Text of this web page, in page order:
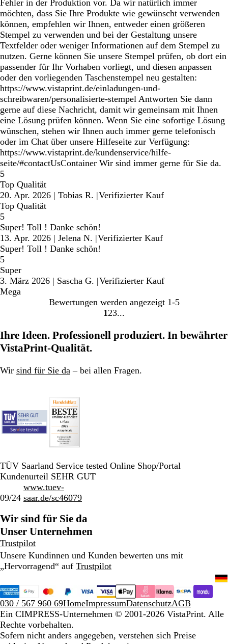
Fehler in der Produktion vor. Da wir natürlich immer
möchten, dass Sie Ihre Produkte wie gewünscht verwenden
können, empfehlen wir Ihnen, entweder einen größeren
Stempel zu verwenden und bei der Gestaltung unsere
Textfelder oder weniger Informationen auf dem Stempel zu
nutzen. Gerne können Sie unsere Stempel prüfen, ob dort ein
passender für Ihr Vorhaben vorliegt, und diesen anpassen
oder den vorliegenden Taschenstempel neu gestalten:
https://www.vistaprint.de/einladungen-und-
schreibwaren/personalisierte-stempel Antworten Sie dann
gerne auf diese Nachricht, damit wir gemeinsam mit Ihnen
eine Lösung prüfen können. Wenn Sie eine sofortige Lösung
wünschen, stehen wir Ihnen auch immer gerne telefonisch
oder im Chat über unsere Hilfeseite zur Verfügung:
https://www.vistaprint.de/kundenservice/hilfe-
seite/#contactUsContainer Wir sind immer gerne für Sie da.
5
Top Qualität
20. Apr. 2026 | Tobias R. |Verifizierter Kauf
Top Qualität
5
Super! Toll ! Danke schön!
13. Apr. 2026 | Jelena N. |Verifizierter Kauf
Super! Toll ! Danke schön!
5
Super
3. März 2026 | Sascha G. |Verifizierter Kauf
Mega
Bewertungen werden angezeigt 1-5
Gehe
Seite
1 Gehe
Seite
2 Gehe
Seite
3
Ihre Ideen. Professionell produziert. In bewährter
VistaPrint-Qualität.
Wir sind für Sie da – bei allen Fragen.
TÜV Saarland Service tested Online Shop/Portal
Kundenurteil SEHR GUT
09/24
www.tuev-
saar.de/sc46079
Wir sind für Sie da
Unser Unternehmen
Trustpilot
Unsere Kundinnen und Kunden bewerten uns mit
„Hervorragend“ auf Trustpilot
030 / 567 960 69HomeImpressumDatenschutzAGB
Ein CIMPRESS-Unternehmen © 2001-2026 VistaPrint. Alle
Rechte vorbehalten.
Sofern nicht anders angegeben, verstehen sich Preise